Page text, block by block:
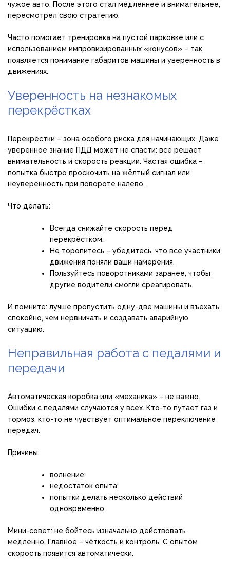
чужое авто. После этого стал медленнее и внимательнее,
пересмотрел свою стратегию.
Часто помогает тренировка на пустой парковке или с
использованием импровизированных «конусов» – так
появляется понимание габаритов машины и уверенность в
движениях.
Уверенность на незнакомых
перекрёстках
Перекрёстки – зона особого риска для начинающих. Даже
уверенное знание ПДД может не спасти: всё решает
внимательность и скорость реакции. Частая ошибка –
попытка быстро проскочить на жёлтый сигнал или
неуверенность при повороте налево.
Что делать:
Всегда снижайте скорость перед
перекрёстком.
Не торопитесь – убедитесь, что все участники
движения поняли ваши намерения.
Пользуйтесь поворотниками заранее, чтобы
другие водители смогли среагировать.
И помните: лучше пропустить одну-две машины и въехать
спокойно, чем нервничать и создавать аварийную
ситуацию.
Неправильная работа с педалями и
передачи
Автоматическая коробка или «механика» – не важно.
Ошибки с педалями случаются у всех. Кто-то путает газ и
тормоз, кто-то не чувствует оптимальное переключение
передач.
Причины:
волнение;
недостаток опыта;
попытки делать несколько действий
одновременно.
Мини-совет: не бойтесь изначально действовать
медленно. Главное – чёткость и контроль. С опытом
скорость появится автоматически.